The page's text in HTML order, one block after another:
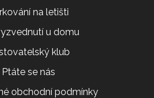
na letišti
u domu
klub
Ptáte se nás
obchodní podmínky